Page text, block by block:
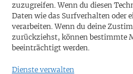
zuzugreifen. Wenn du diesen
Daten wie das Surfverhalten oder
verarbeiten. Wenn du deine
zurückziehst, können bestimmte
beeinträchtigt werden.
Dienste verwalten
Datenschutz
KONTAKT